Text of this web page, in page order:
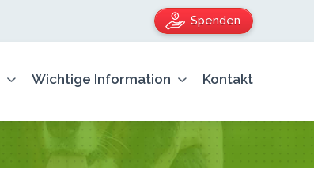
Spenden
Wichtige Information Kontakt